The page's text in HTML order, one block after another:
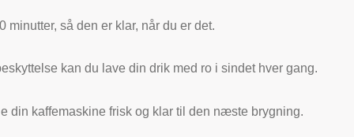
så den er klar, når du er det.
kan du lave din drik med ro i sindet hver gang.
din kaffemaskine frisk og klar til den næste brygning.